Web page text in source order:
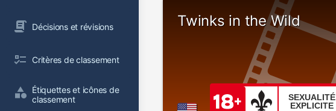
Décisions et révisions
Critères de classement
Étiquettes et icônes de
classement
Twinks in the Wild
SEXUALITÉ
EXPLICITE